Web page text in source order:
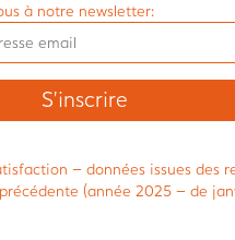
à notre newsletter:
– données issues des
précédente (année 2025 – de